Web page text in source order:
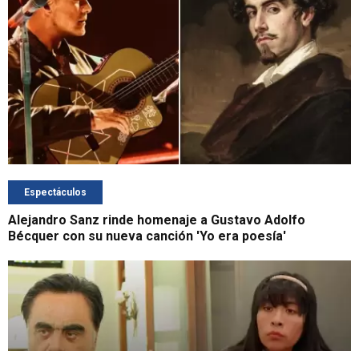
Espectáculos
Alejandro Sanz rinde homenaje a Gustavo Adolfo
Bécquer con su nueva canción 'Yo era poesía'